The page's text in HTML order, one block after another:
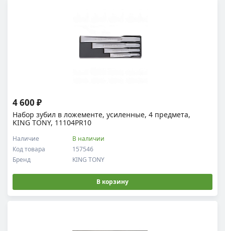
Набор зубил в ложементе, усиленные, 4 предмета,
KING TONY, 11104PR10
Код товара 157546
Наличие В наличии
Бренд KING TONY
4 600 ₽
В корзину